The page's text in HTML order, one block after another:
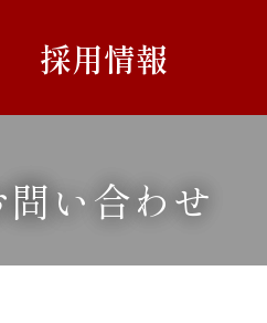
採用情報
い合わせ